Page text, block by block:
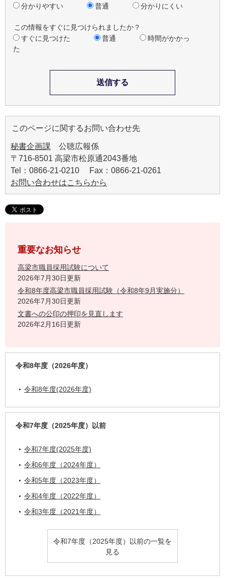
分かりやすい
普通 分かりにくい
この情報をすぐに見つけられましたか？
すぐに見つけた
普通
時間がかかっ
た
このページに関するお問い合わせ先
秘書企画課 公聴広報係
〒716-8501 高梁市松原通2043番地
Tel：0866-21-0210 Fax：0866-21-0261
お問い合わせはこちらから
重要なお知らせ
高梁市職員採用試験について
2026年7月30日更新
令和8年度高梁市職員採用試験（令和8年9月実施分）
2026年7月30日更新
文書への公印の押印を見直します
2026年2月16日更新
令和8年度（2026年度）
令和8年度(2026年度)
令和7年度（2025年度）以前
令和7年度(2025年度)
令和6年度（2024年度）
令和5年度（2023年度）
令和4年度（2022年度）
令和3年度（2021年度）
令和7年度（2025年度）以前の一覧を
見る